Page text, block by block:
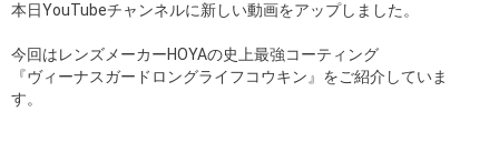
本日YouTubeチャンネルに新しい動画をアップしました。
今回はレンズメーカーHOYAの史上最強コーティング
『ヴィーナスガードロングライフコウキン』をご紹介していま
す。